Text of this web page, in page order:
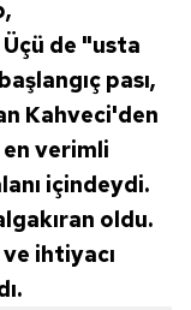
Bilgilendirme
uyarınca
ve sitemizde
ilgili bilgi
de "usta
pası,
Kahveci'den
verimli
içindeydi.
oldu.
ihtiyacı